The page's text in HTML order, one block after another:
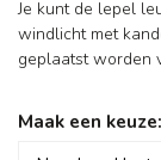
Je kunt de lepel
windlicht met
geplaatst worden
Maak een keuze: